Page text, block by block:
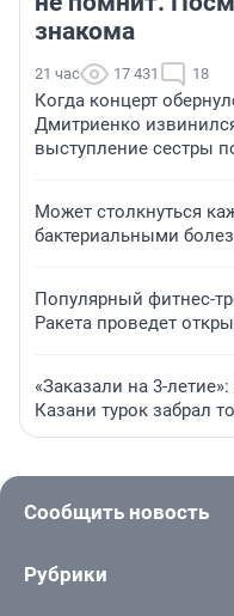
знакома
21 час 17 431 18
Когда концерт
Дмитриенко
выступление сестры
Может столкнуться
бактериальными
Популярный фитнес-
Ракета проведет
«Заказали на 3-
Казани турок забрал
Сообщить новость
Рубрики